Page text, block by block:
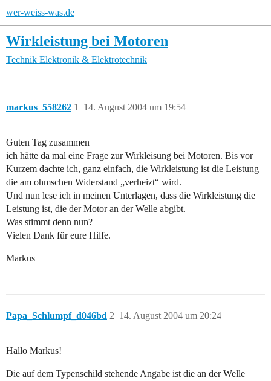
wer-weiss-was.de
Wirkleistung bei Motoren
Technik Elektronik & Elektrotechnik
markus_558262 14. August 2004 um 19:54
1
Guten Tag zusammen
ich hätte da mal eine Frage zur Wirkleisung bei Motoren. Bis vor
Kurzem dachte ich, ganz einfach, die Wirkleistung ist die Leistung
die am ohmschen Widerstand „verheizt“ wird.
Und nun lese ich in meinen Unterlagen, dass die Wirkleistung die
Leistung ist, die der Motor an der Welle abgibt.
Was stimmt denn nun?
Vielen Dank für eure Hilfe.
Markus
Papa_Schlumpf_d046bd 14. August 2004 um 20:24
2
Hallo Markus!
Die auf dem Typenschild stehende Angabe ist die an der Welle